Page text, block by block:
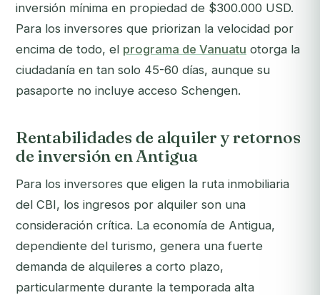
inversión mínima en propiedad de $300.000 USD.
Para los inversores que priorizan la velocidad por
encima de todo, el programa de Vanuatu otorga la
ciudadanía en tan solo 45-60 días, aunque su
pasaporte no incluye acceso Schengen.
Rentabilidades de alquiler y retornos
de inversión en Antigua
Para los inversores que eligen la ruta inmobiliaria
del CBI, los ingresos por alquiler son una
consideración crítica. La economía de Antigua,
dependiente del turismo, genera una fuerte
demanda de alquileres a corto plazo,
particularmente durante la temporada alta